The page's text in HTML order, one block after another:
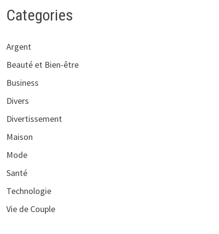
Categories
Argent
Beauté et Bien-être
Business
Divers
Divertissement
Maison
Mode
Santé
Technologie
Vie de Couple